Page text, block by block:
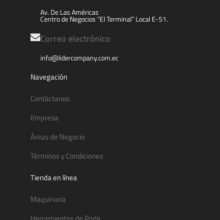
Av. De Las Américas
Centro de Negocios “El Terminal” Local E-51.
Correo electrónico
info@lidercompany.com.ec
Navegación
Contáctanos
Empresa
Áreas de Negocio
Términos y Condiciones
Tienda en línea
Maquinaria